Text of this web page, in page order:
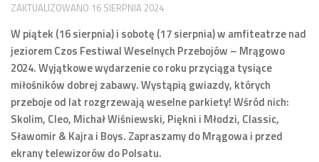
ZAKTUALIZOWANO 16 SIERPNIA 2024
W piątek (16 sierpnia) i sobotę (17 sierpnia) w amfiteatrze nad
jeziorem Czos Festiwal Weselnych Przebojów – Mrągowo
2024. Wyjątkowe wydarzenie co roku przyciąga tysiące
miłośników dobrej zabawy. Wystąpią gwiazdy, których
przeboje od lat rozgrzewają weselne parkiety! Wśród nich:
Skolim, Cleo, Michał Wiśniewski, Piękni i Młodzi, Classic,
Sławomir & Kajra i Boys. Zapraszamy do Mrągowa i przed
ekrany telewizorów do Polsatu.